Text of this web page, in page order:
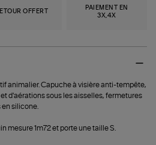
OFFERT
PAIEMENT EN
3X,4X
animalier. Capuche à visière anti-tempête,
d'aérations sous les aisselles, fermetures
silicone.
mesure 1m72 et porte une taille S.